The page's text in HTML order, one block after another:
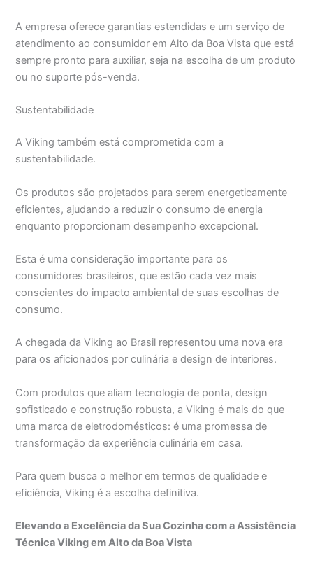
A empresa oferece garantias estendidas e um serviço de
atendimento ao consumidor em Alto da Boa Vista que está
sempre pronto para auxiliar, seja na escolha de um produto
ou no suporte pós-venda.
Sustentabilidade
A Viking também está comprometida com a
sustentabilidade.
Os produtos são projetados para serem energeticamente
eficientes, ajudando a reduzir o consumo de energia
enquanto proporcionam desempenho excepcional.
Esta é uma consideração importante para os
consumidores brasileiros, que estão cada vez mais
conscientes do impacto ambiental de suas escolhas de
consumo.
A chegada da Viking ao Brasil representou uma nova era
para os aficionados por culinária e design de interiores.
Com produtos que aliam tecnologia de ponta, design
sofisticado e construção robusta, a Viking é mais do que
uma marca de eletrodomésticos: é uma promessa de
transformação da experiência culinária em casa.
Para quem busca o melhor em termos de qualidade e
eficiência, Viking é a escolha definitiva.
Elevando a Excelência da Sua Cozinha com a Assistência
Técnica Viking em Alto da Boa Vista